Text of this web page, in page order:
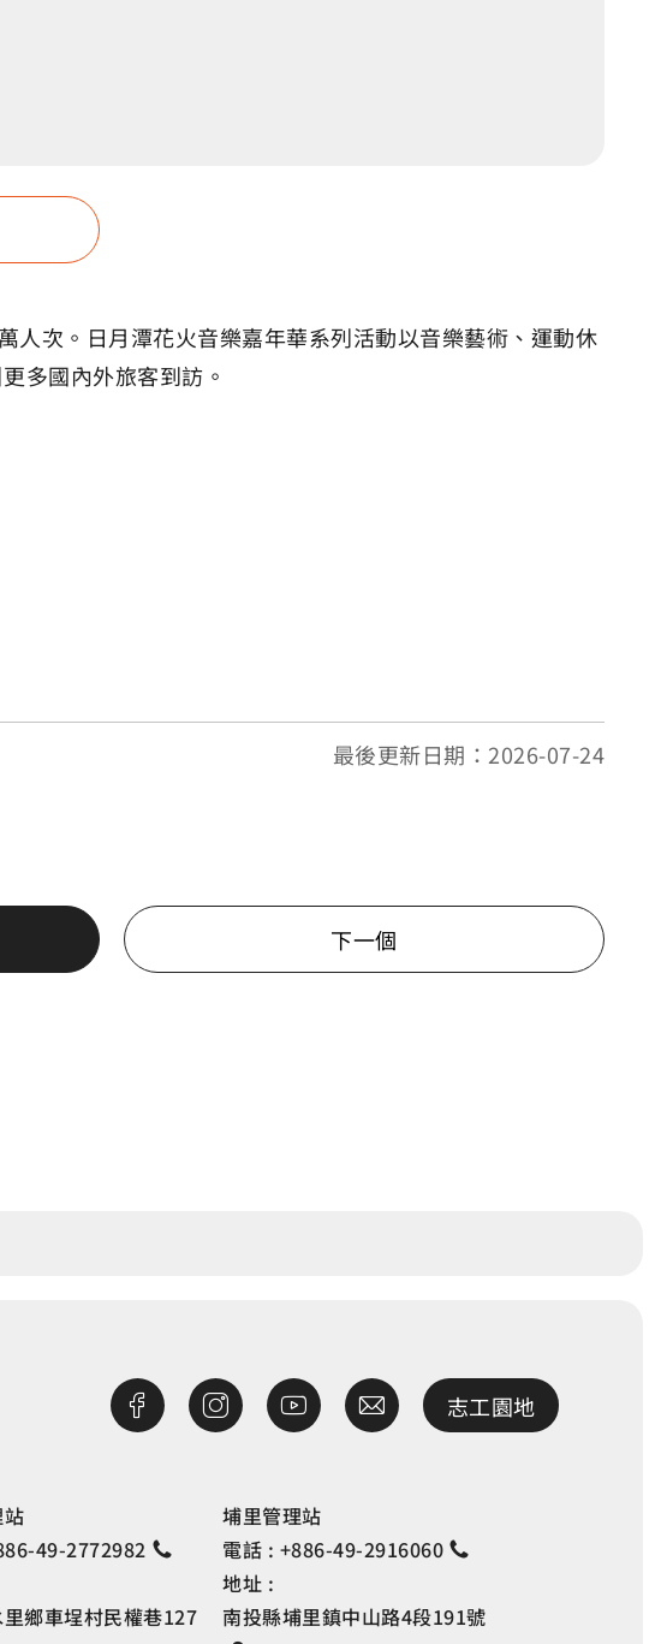
人次。日月潭花火音樂嘉年華系列活動以音樂藝術、運動休
多國內外旅客到訪。
最後更新日期：2026-07-24
下一個
志工園地
49-2772982
鄉車埕村民權巷127
埔里管理站
電話 : +886-49-2916060
地址 :
南投縣埔里鎮中山路4段191號